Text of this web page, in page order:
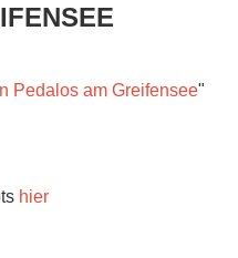
Pedalos am Greifensee"
hier